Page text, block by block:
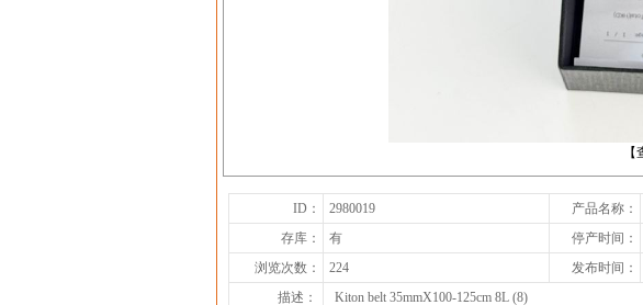
下
ID： 2980019 产品名称：
存库：
有
停产时间：
浏览次数：
224 发布时间：
描述：
Kiton belt 35mmX100-125cm 8L (8)